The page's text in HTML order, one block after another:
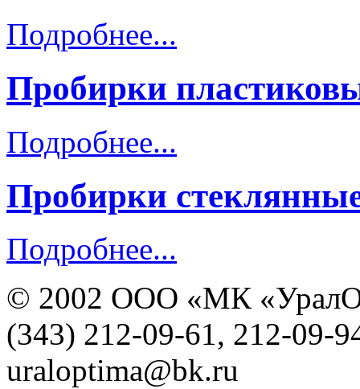
Подробнее...
Пробирки
Подробнее...
Пробирки
Подробнее...
© 2002 ООО «МК
(343) 212-09-61, 212-09-
uraloptima@bk.ru